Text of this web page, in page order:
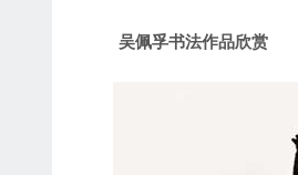
吴佩孚书法作品欣赏